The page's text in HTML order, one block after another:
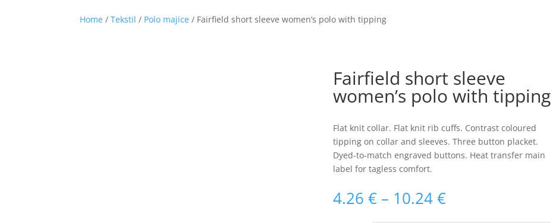
Home /Tekstil / Polo majice / Fairfield short sleeve women’s polo with tipping
Fairfield short sleeve
women’s polo with tipping
Flat knit collar. Flat knit rib cuffs. Contrast coloured
tipping on collar and sleeves. Three button placket.
Dyed-to-match engraved buttons. Heat transfer main
label for tagless comfort.
4.26 € – 10.24€Raspon
cijena: